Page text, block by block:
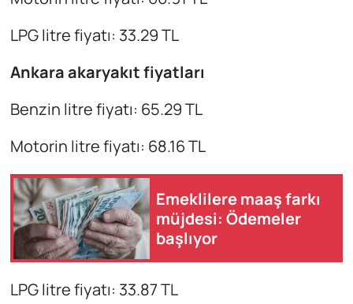
LPG litre fiyatı: 33.29 TL
Ankara akaryakıt fiyatları
Benzin litre fiyatı: 65.29 TL
Motorin litre fiyatı: 68.16 TL
Emeklilere maaş farkı
müjdesi: Ödemeler
başlıyor
LPG litre fiyatı: 33.87 TL